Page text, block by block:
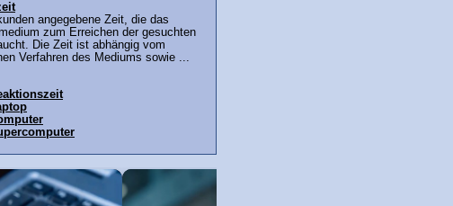
angegebene Zeit, die das
zum Erreichen der gesuchten
Die Zeit ist abhängig vom
Verfahren des Mediums sowie ...